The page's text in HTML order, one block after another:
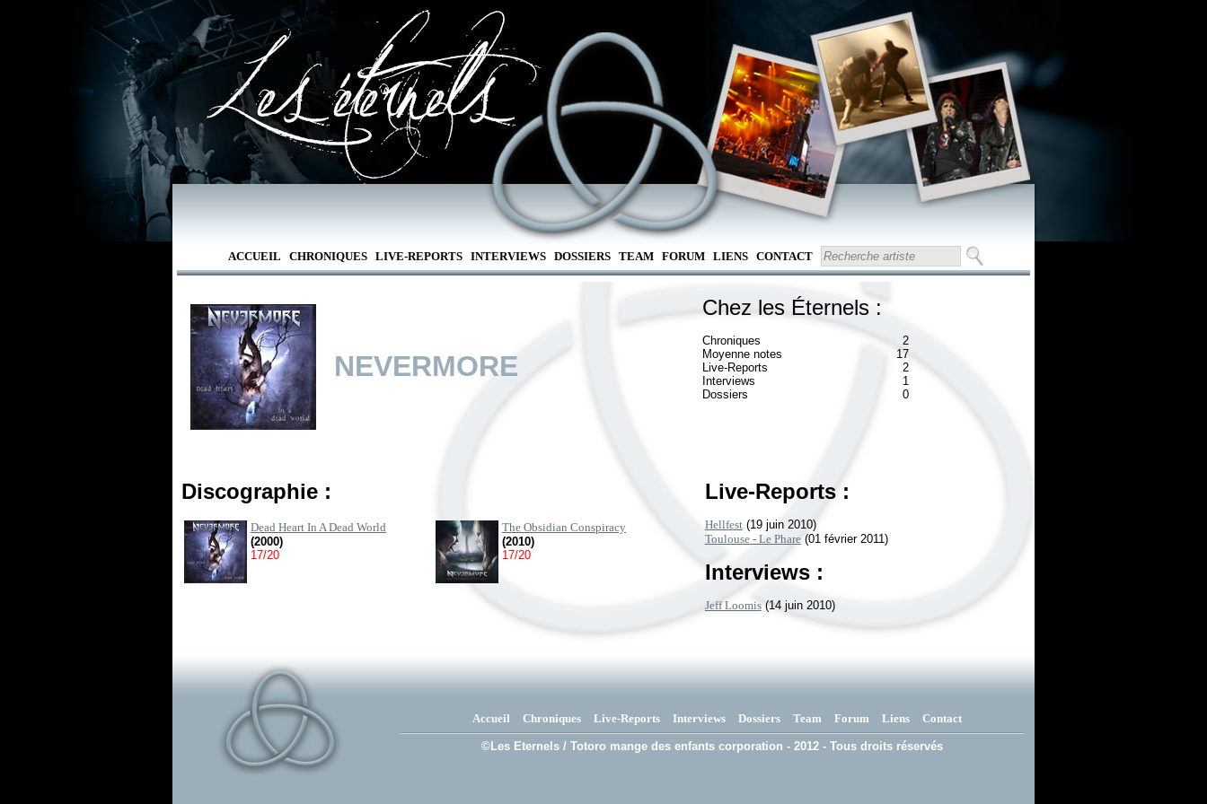
ACCUEIL CHRONIQUES LIVE-REPORTS INTERVIEWS DOSSIERS TEAM FORUM LIENS CONTACT
NEVERMORE
Chez les Éternels :
Chroniques
2
Moyenne notes
17
Live-Reports
2
Interviews
1
Dossiers
0
Discographie :
Dead Heart In A Dead World
(2000)
17/20
The Obsidian Conspiracy
(2010)
17/20
Live-Reports :
Hellfest(19 juin 2010)
Toulouse - Le Phare(01 février 2011)
Interviews :
Jeff Loomis(14 juin 2010)
Accueil Chroniques Live-Reports Interviews Dossiers Team Forum Liens Contact
©Les Eternels / Totoro mange des enfants corporation - 2012 - Tous droits réservés